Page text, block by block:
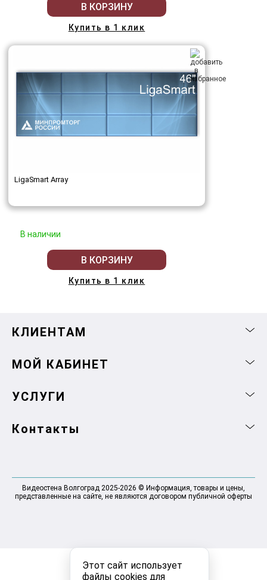
Этот сайт использует
файлы cookies для
В КОРЗИНУ
Купить в 1 клик
LigaSmart Array
В наличии
В КОРЗИНУ
Купить в 1 клик
КЛИЕНТАМ
МОЙ КАБИНЕТ
УСЛУГИ
Контакты
Видеостена Волгоград 2025-2026 © Информация, товары и цены,
представленные на сайте, не являются договором публичной оферты